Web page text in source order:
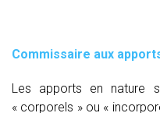
Commissaire aux
Les apports en nature
« corporels » ou «